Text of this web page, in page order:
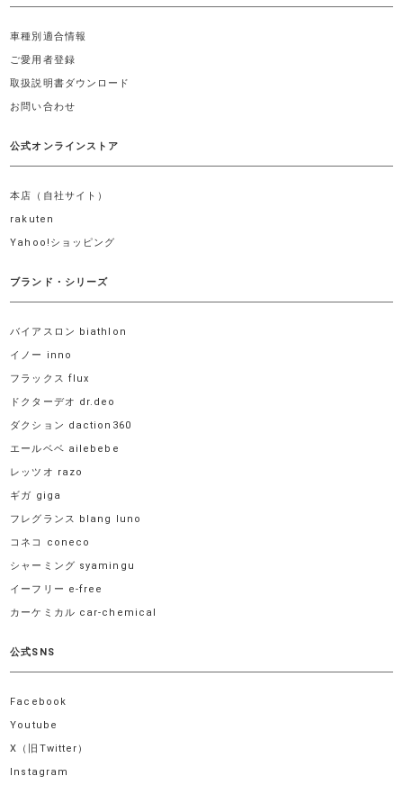
車種別適合情報
ご愛用者登録
取扱説明書ダウンロード
お問い合わせ
公式オンラインストア
本店（自社サイト）
rakuten
Yahoo!ショッピング
ブランド・シリーズ
バイアスロン biathlon
イノー inno
フラックス flux
ドクターデオ dr.deo
ダクション daction360
エールベベ ailebebe
レッツオ razo
ギガ giga
フレグランス blang luno
コネコ coneco
シャーミング syamingu
イーフリー e-free
カーケミカル car-chemical
公式SNS
Facebook
Youtube
X（旧Twitter）
Instagram